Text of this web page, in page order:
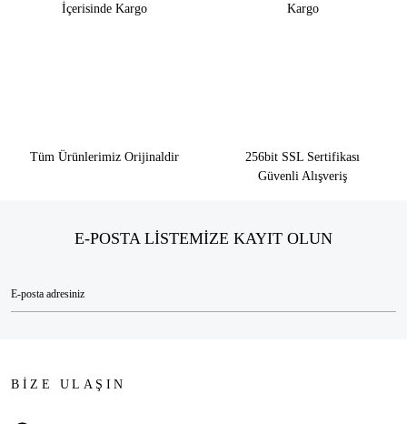
İçerisinde Kargo
Kargo
Tüm Ürünlerimiz Orijinaldir
256bit SSL Sertifikası
Güvenli Alışveriş
E-POSTA LİSTEMİZE KAYIT OLUN
BİZE ULAŞIN